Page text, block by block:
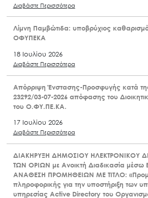
Διαβάστε Περισσότερα
Λίμνη Παμβώτιδα: υποβρύχιος
ΟΦΥΠΕΚΑ
18 Ιουλίου 2026
Διαβάστε Περισσότερα
Απόρριψη Ένστασης-Προσφυγής κατά
23292/03-07-2026 απόφασης του
του Ο.ΦΥ.ΠΕ.ΚΑ.
17 Ιουλίου 2026
Διαβάστε Περισσότερα
ΔΙΑΚΗΡΥΞΗ ΔΗΜΟΣΙΟΥ ΗΛΕΚΤΡΟΝΙΚΟΥ
ΤΩΝ ΟΡΙΩΝ με Ανοικτή Διαδικασία μέσω
ΑΝΑΘΕΣΗ ΠΡΟΜΗΘΕΙΩΝ ΜΕ ΤΙΤΛΟ:
πληροφορικής για την υποστήριξη των
υπηρεσίας Active Directory του